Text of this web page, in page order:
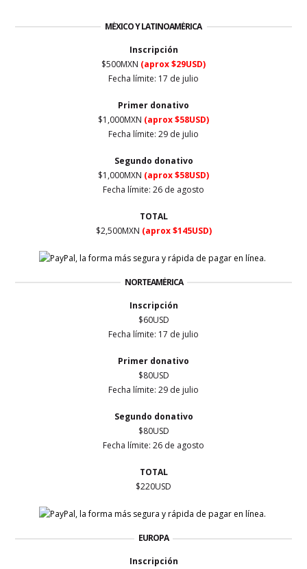
MÉXICO Y LATINOAMÉRICA
Inscripción
$500MXN (aprox $29USD)
Fecha límite: 17 de julio
Primer donativo
$1,000MXN (aprox $58USD)
Fecha límite: 29 de julio
Segundo donativo
$1,000MXN (aprox $58USD)
Fecha límite: 26 de agosto
TOTAL
$2,500MXN (aprox $145USD)
NORTEAMÉRICA
Inscripción
$60USD
Fecha límite: 17 de julio
Primer donativo
$80USD
Fecha límite: 29 de julio
Segundo donativo
$80USD
Fecha límite: 26 de agosto
TOTAL
$220USD
EUROPA
Inscripción